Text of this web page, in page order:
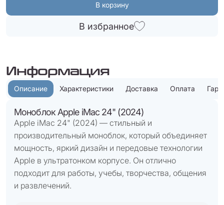
В корзину
В избранное
Информация
Описание Характеристики Доставка Оплата
Моноблок Apple iMac 24" (2024)
Apple iMac 24" (2024) — стильный и
производительный моноблок, который объединяет
мощность, яркий дизайн и передовые технологии
Apple в ультратонком корпусе. Он отлично
подходит для работы, учебы, творчества, общения
и развлечений.